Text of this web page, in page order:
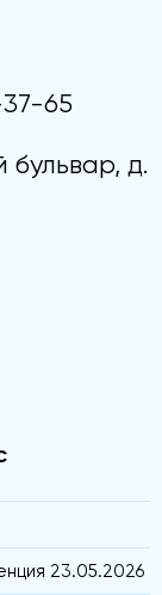
37-65
бульвар, д.
23.05.2026